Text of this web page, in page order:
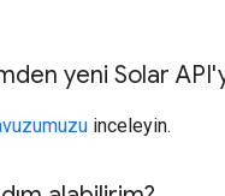
yeni Solar
inceleyin.